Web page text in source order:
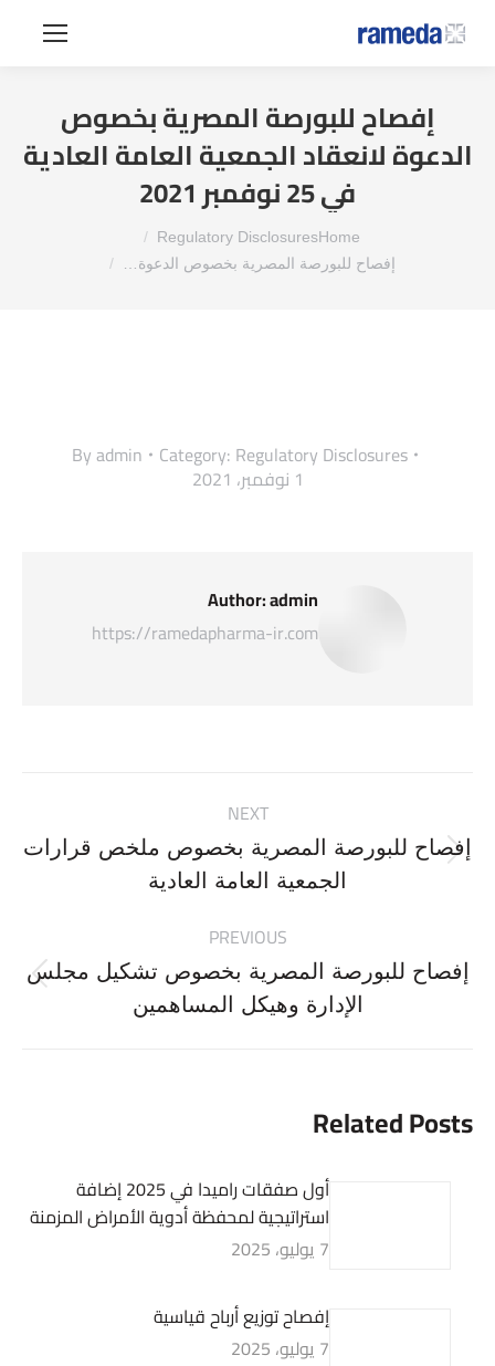
إفصاح للبورصة المصرية بخصوص
الدعوة لانعقاد الجمعية العامة العادية
في 25 نوفمبر 2021
Home
Regulatory Disclosures
إفصاح للبورصة المصرية بخصوص الدعوة…
Category: Regulatory Disclosures
Byadmin
1 نوفمبر، 2021
Author:admin
https://ramedapharma-ir.com
navigation
PREVIOUS
Previous
post:
إفصاح للبورصة المصرية بخصوص تشكيل مجلس
الإدارة وهيكل المساهمين
NEXT
Next
post:
إفصاح للبورصة المصرية بخصوص ملخص قرارات
الجمعية العامة العادية
Related Posts
أول صفقات راميدا في 2025 إضافة
استراتيجية لمحفظة أدوية الأمراض المزمنة
7 يوليو، 2025
إفصاح توزيع أرباح قياسية
7 يوليو، 2025